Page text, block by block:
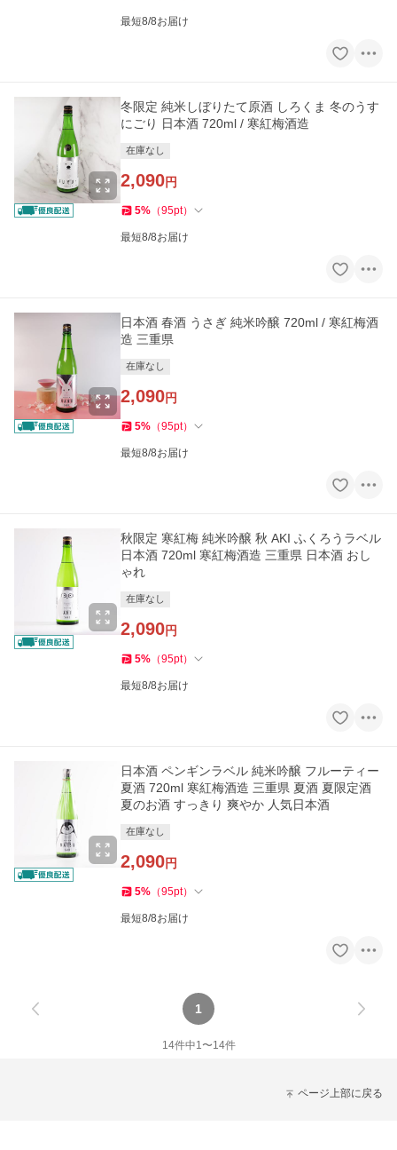
最短8/8お届け
冬限定 純米しぼりたて原酒 しろくま 冬のうす
にごり 日本酒 720ml / 寒紅梅酒造
在庫なし
2,090円
5% （95pt）
最短8/8お届け
日本酒 春酒 うさぎ 純米吟醸 720ml / 寒紅梅酒
造 三重県
在庫なし
2,090円
5% （95pt）
最短8/8お届け
秋限定 寒紅梅 純米吟醸 秋 AKI ふくろうラベル
日本酒 720ml 寒紅梅酒造 三重県 日本酒 おし
ゃれ
在庫なし
2,090円
5% （95pt）
最短8/8お届け
日本酒 ペンギンラベル 純米吟醸 フルーティー
夏酒 720ml 寒紅梅酒造 三重県 夏酒 夏限定酒
夏のお酒 すっきり 爽やか 人気日本酒
在庫なし
2,090円
5% （95pt）
最短8/8お届け
1
14件中1〜14件
ページ上部に戻る